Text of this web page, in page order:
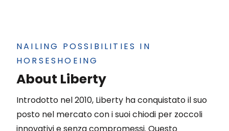
NAILING POSSIBILITIES IN
HORSESHOEING
About Liberty
Introdotto nel 2010, Liberty ha conquistato il suo
posto nel mercato con i suoi chiodi per zoccoli
innovativi e senza compromessi. Questo